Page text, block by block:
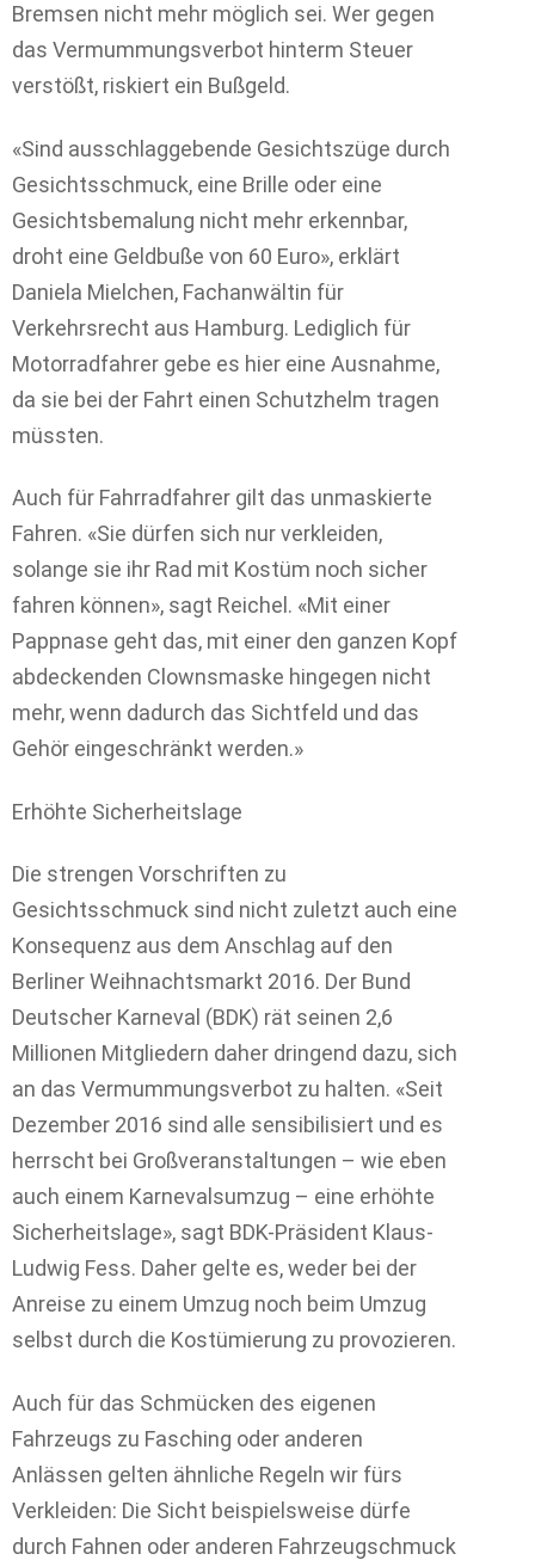
Bremsen nicht mehr möglich sei. Wer gegen
das Vermummungsverbot hinterm Steuer
verstößt, riskiert ein Bußgeld.
«Sind ausschlaggebende Gesichtszüge durch
Gesichtsschmuck, eine Brille oder eine
Gesichtsbemalung nicht mehr erkennbar,
droht eine Geldbuße von 60 Euro», erklärt
Daniela Mielchen, Fachanwältin für
Verkehrsrecht aus Hamburg. Lediglich für
Motorradfahrer gebe es hier eine Ausnahme,
da sie bei der Fahrt einen Schutzhelm tragen
müssten.
Auch für Fahrradfahrer gilt das unmaskierte
Fahren. «Sie dürfen sich nur verkleiden,
solange sie ihr Rad mit Kostüm noch sicher
fahren können», sagt Reichel. «Mit einer
Pappnase geht das, mit einer den ganzen Kopf
abdeckenden Clownsmaske hingegen nicht
mehr, wenn dadurch das Sichtfeld und das
Gehör eingeschränkt werden.»
Erhöhte Sicherheitslage
Die strengen Vorschriften zu
Gesichtsschmuck sind nicht zuletzt auch eine
Konsequenz aus dem Anschlag auf den
Berliner Weihnachtsmarkt 2016. Der Bund
Deutscher Karneval (BDK) rät seinen 2,6
Millionen Mitgliedern daher dringend dazu, sich
an das Vermummungsverbot zu halten. «Seit
Dezember 2016 sind alle sensibilisiert und es
herrscht bei Großveranstaltungen – wie eben
auch einem Karnevalsumzug – eine erhöhte
Sicherheitslage», sagt BDK-Präsident Klaus-
Ludwig Fess. Daher gelte es, weder bei der
Anreise zu einem Umzug noch beim Umzug
selbst durch die Kostümierung zu provozieren.
Auch für das Schmücken des eigenen
Fahrzeugs zu Fasching oder anderen
Anlässen gelten ähnliche Regeln wir fürs
Verkleiden: Die Sicht beispielsweise dürfe
durch Fahnen oder anderen Fahrzeugschmuck